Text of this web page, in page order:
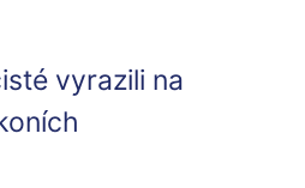
vyrazili na